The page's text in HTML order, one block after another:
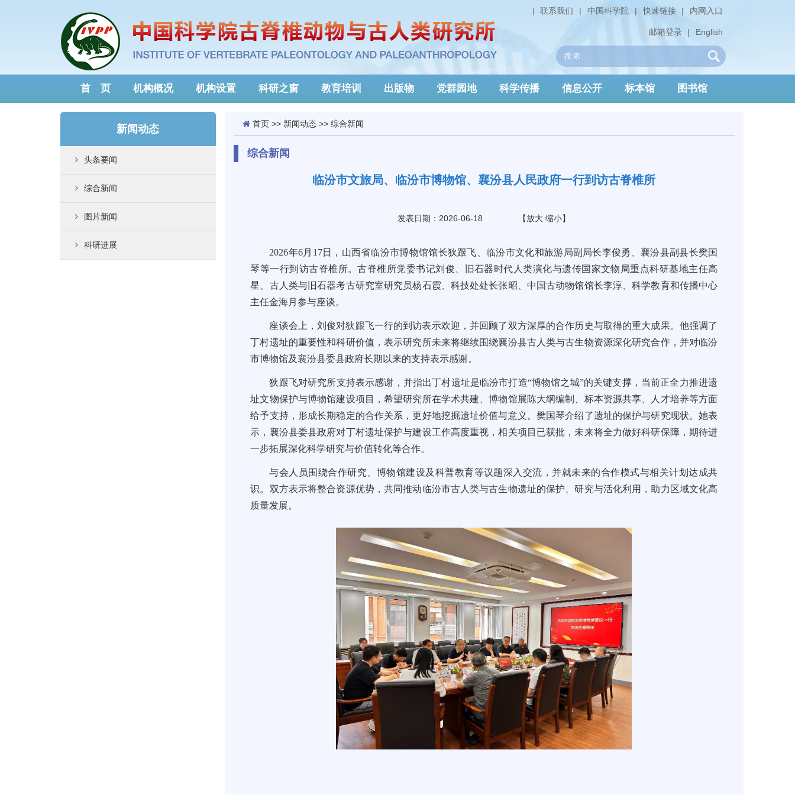
内网入口
|
快速链接
|
中国科学院
|
联系我们
|
English
|
邮箱登录
首 页 机构概况 机构设置 科研之窗 教育培训 出版物 党群园地 科学传播 信息公开 标本馆 图书馆
新闻动态
头条要闻
综合新闻
图片新闻
科研进展
首页>> 新闻动态>> 综合新闻
综合新闻
临汾市文旅局、临汾市博物馆、襄汾县人民政府一行到访古脊椎所
发表日期：2026-06-18 【放大 缩小】
2026年6月17日，山西省临汾市博物馆馆长狄跟飞、临汾市文化和旅游局副局长李俊勇、襄汾县副县长樊国
琴等一行到访古脊椎所。古脊椎所党委书记刘俊、旧石器时代人类演化与遗传国家文物局重点科研基地主任高
星、古人类与旧石器考古研究室研究员杨石霞、科技处处长张昭、中国古动物馆馆长李淳、科学教育和传播中心
主任金海月参与座谈。
座谈会上，刘俊对狄跟飞一行的到访表示欢迎，并回顾了双方深厚的合作历史与取得的重大成果。他强调了
丁村遗址的重要性和科研价值，表示研究所未来将继续围绕襄汾县古人类与古生物资源深化研究合作，并对临汾
市博物馆及襄汾县委县政府长期以来的支持表示感谢。
狄跟飞对研究所支持表示感谢，并指出丁村遗址是临汾市打造“博物馆之城”的关键支撑，当前正全力推进遗
址文物保护与博物馆建设项目，希望研究所在学术共建、博物馆展陈大纲编制、标本资源共享、人才培养等方面
给予支持，形成长期稳定的合作关系，更好地挖掘遗址价值与意义。樊国琴介绍了遗址的保护与研究现状。她表
示，襄汾县委县政府对丁村遗址保护与建设工作高度重视，相关项目已获批，未来将全力做好科研保障，期待进
一步拓展深化科学研究与价值转化等合作。
与会人员围绕合作研究、博物馆建设及科普教育等议题深入交流，并就未来的合作模式与相关计划达成共
识。双方表示将整合资源优势，共同推动临汾市古人类与古生物遗址的保护、研究与活化利用，助力区域文化高
质量发展。